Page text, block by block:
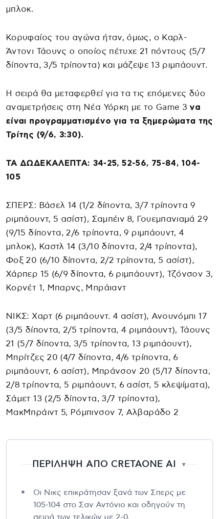
μπλοκ.
Κορυφαίος του αγώνα ήταν, όμως, ο Καρλ-
Άντονι Τάουνς ο οποίος πέτυχε 21 πόντους (5/7
δίποντα, 3/5 τρίποντα) και μάζεψε 13 ριμπάουντ.
Η σειρά θα μεταφερθεί για τα τις επόμενες δύο
αναμετρήσεις στη Νέα Υόρκη με το Game 3να
είναι προγραμματισμένο για τα ξημερώματα της
Τρίτης (9/6, 3:30).
ΤΑ ΔΩΔΕΚΑΛΕΠΤΑ: 34-25, 52-56, 75-84, 104-
105
ΣΠΕΡΣ: Βάσελ 14 (1/2 δίποντα, 3/7 τρίποντα 9
ριμπάουντ, 5 ασίστ), Σαμπέιν 8, Γουεμπανιαμά 29
(9/15 δίποντα, 2/6 τρίποντα, 9 ριμπάουντ, 4
μπλοκ), Καστλ 14 (3/10 δίποντα, 2/4 τρίποντα),
Φοξ 20 (6/10 δίποντα, 2/2 τρίποντα, 5 ασίστ),
Χάρπερ 15 (6/9 δίποντα, 6 ριμπάουντ), Τζόνσον 3,
Κορνέτ 1, Μπαρνς, Μπράιαντ
ΝΙΚΣ: Χαρτ (6 ριμπάουντ. 4 ασίστ), Ανουνόμπι 17
(3/5 δίποντα, 2/5 τρίποντα, 4 ριμπάουντ), Τάουνς
21 (5/7 δίποντα, 3/5 τρίποντα, 13 ριμπάουντ),
Μπρίτζες 20 (4/7 δίποντα, 4/6 τρίποντα, 6
ριμπάουντ, 6 ασίστ), Μπράνσον 20 (5/17 δίποντα,
2/8 τρίποντα, 5 ριμπάουντ, 6 ασίστ, 5 κλεψίματα),
Σάμετ 13 (2/5 δίποντα, 3/7 τρίποντα),
ΜακΜπράιντ 5, Ρόμπινσον 7, Αλβαράδο 2
ΠΕΡΙΛΗΨΗ ΑΠΟ CRETAONE AI ▼
Οι Νικς επικράτησαν ξανά των Σπερς με
105-104 στο Σαν Αντόνιο και οδηγούν τη
σειρά των τελικών με 2-0.